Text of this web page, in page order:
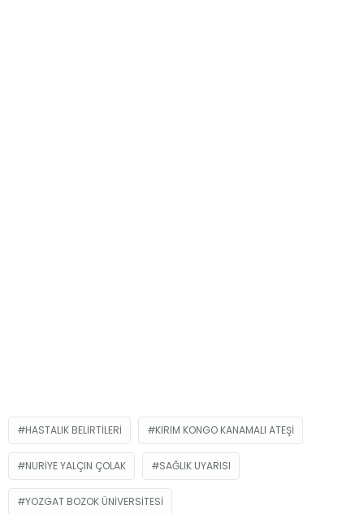
HASTALIK BELIRTILERI KIRIM KONGO KANAMALI ATEŞI
NURIYE YALÇIN ÇOLAK SAĞLIK UYARISI
YOZGAT BOZOK ÜNIVERSITESI